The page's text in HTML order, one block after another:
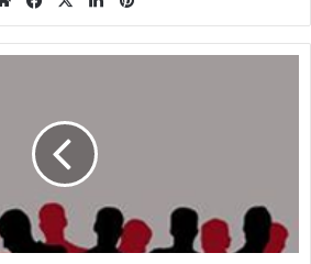
bsi
te
ce
bo
ke
din
ter
est